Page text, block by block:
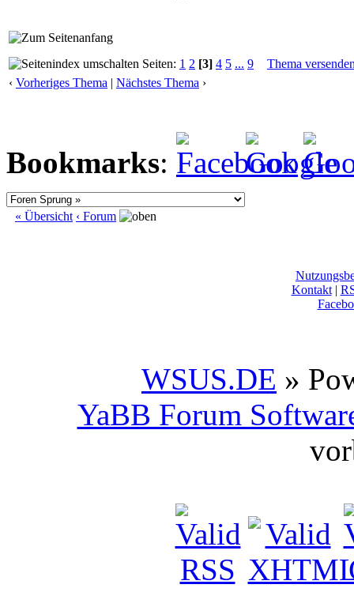
Seiten: 1 2 [3] 4 5 ... 9
Thema
‹ Vorheriges Thema | Nächstes Thema ›
Bookmarks:
« Übersicht ‹ Forum
Kontakt|
WSUS.DE »
YaBB Forum